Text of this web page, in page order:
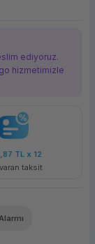
ediyoruz.
hizmetimizle
TL x 12
taksit